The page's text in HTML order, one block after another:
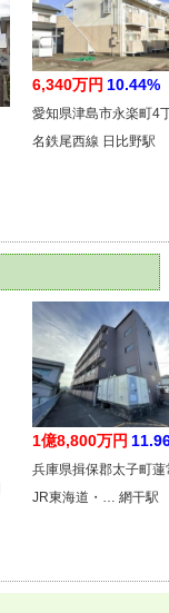
6,340万円 10.44%
愛知県津島市永楽町4
名鉄尾西線 日比野駅
1億8,800万円
兵庫県揖保郡太子町蓮
JR東海道・… 網干駅